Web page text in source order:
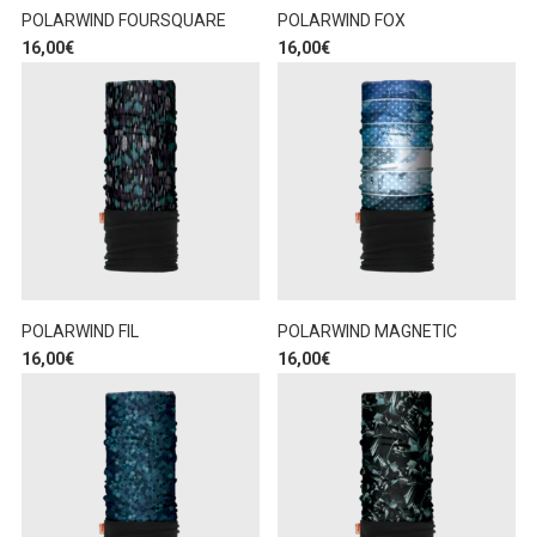
POLARWIND FOURSQUARE
16,00€
POLARWIND FOX
16,00€
POLARWIND FIL
16,00€
POLARWIND MAGNETIC
16,00€